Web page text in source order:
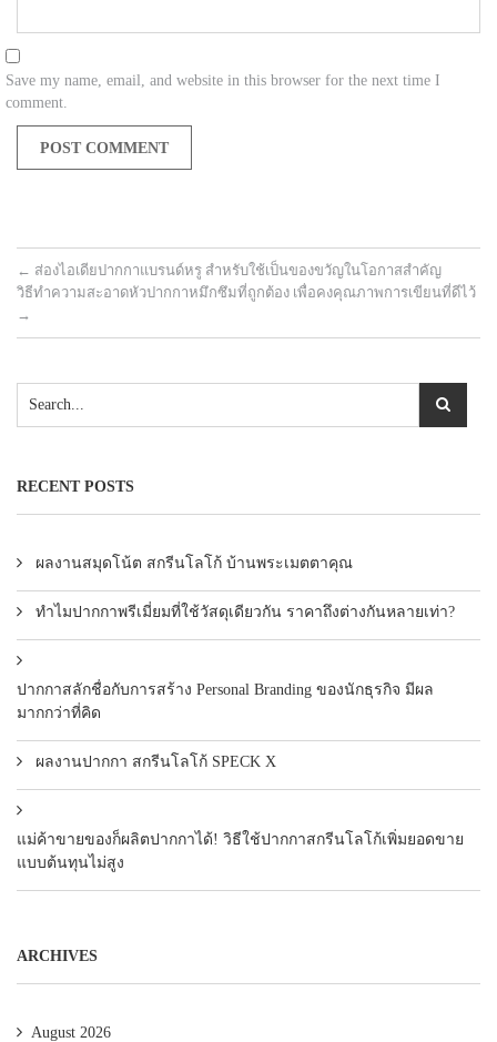
Save my name, email, and website in this browser for the next time I
comment.
← ส่องไอเดียปากกาแบรนด์หรู สำหรับใช้เป็นของขวัญในโอกาสสำคัญ
วิธีทำความสะอาดหัวปากกาหมึกซึมที่ถูกต้อง เพื่อคงคุณภาพการเขียนที่ดีไว้
→
RECENT POSTS
ผลงานสมุดโน้ต สกรีนโลโก้ บ้านพระเมตตาคุณ
ทำไมปากกาพรีเมี่ยมที่ใช้วัสดุเดียวกัน ราคาถึงต่างกันหลายเท่า?
ปากกาสลักชื่อกับการสร้าง Personal Branding ของนักธุรกิจ มีผล
มากกว่าที่คิด
ผลงานปากกา สกรีนโลโก้ SPECK X
แม่ค้าขายของก็ผลิตปากกาได้! วิธีใช้ปากกาสกรีนโลโก้เพิ่มยอดขาย
แบบต้นทุนไม่สูง
ARCHIVES
August 2026